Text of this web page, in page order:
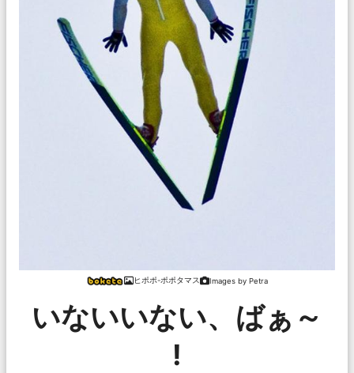
ヒポポ-ポポタマス Images by Petra
いないいない、ばぁ～
!